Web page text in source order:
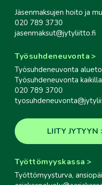
Jäsenmaksujen hoito ja
020 789 3730
jasenmaksut@jytyliitto.fi
Työsuhdeneuvonta
Työsuhdeneuvonta
Työsuhdeneuvonta
020 789 3700
LIITY JYTYYN
Työttömyyskassa
Työttömyysturva,